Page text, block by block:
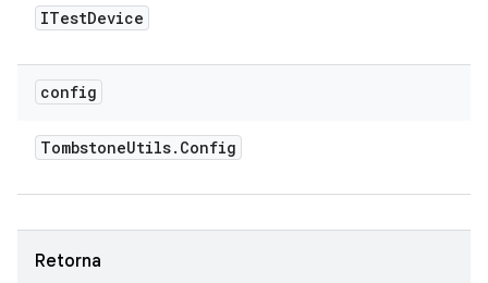
ITestDevice
config
TombstoneUtils. Config
Retorna